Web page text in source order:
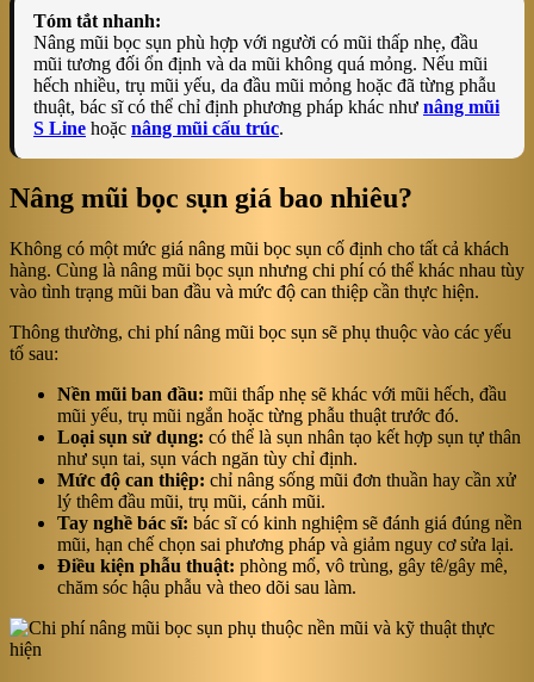
Tóm tắt nhanh:
Nâng mũi bọc sụn phù hợp với người có mũi thấp nhẹ, đầu
mũi tương đối ổn định và da mũi không quá mỏng. Nếu mũi
hếch nhiều, trụ mũi yếu, da đầu mũi mỏng hoặc đã từng phẫu
thuật, bác sĩ có thể chỉ định phương pháp khác như nâng mũi
S Line hoặc nâng mũi cấu trúc.
Nâng mũi bọc sụn giá bao nhiêu?
Không có một mức giá nâng mũi bọc sụn cố định cho tất cả khách
hàng. Cùng là nâng mũi bọc sụn nhưng chi phí có thể khác nhau tùy
vào tình trạng mũi ban đầu và mức độ can thiệp cần thực hiện.
Thông thường, chi phí nâng mũi bọc sụn sẽ phụ thuộc vào các yếu
tố sau:
Nền mũi ban đầu: mũi thấp nhẹ sẽ khác với mũi hếch, đầu
mũi yếu, trụ mũi ngắn hoặc từng phẫu thuật trước đó.
Loại sụn sử dụng: có thể là sụn nhân tạo kết hợp sụn tự thân
như sụn tai, sụn vách ngăn tùy chỉ định.
Mức độ can thiệp: chỉ nâng sống mũi đơn thuần hay cần xử
lý thêm đầu mũi, trụ mũi, cánh mũi.
Tay nghề bác sĩ: bác sĩ có kinh nghiệm sẽ đánh giá đúng nền
mũi, hạn chế chọn sai phương pháp và giảm nguy cơ sửa lại.
Điều kiện phẫu thuật: phòng mổ, vô trùng, gây tê/gây mê,
chăm sóc hậu phẫu và theo dõi sau làm.